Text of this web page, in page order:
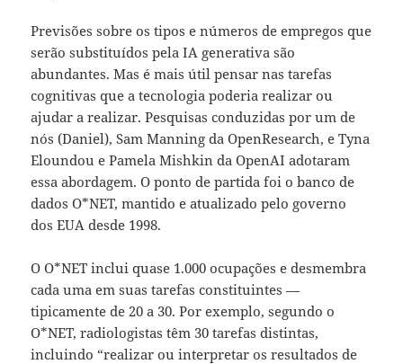
Previsões sobre os tipos e números de empregos que
serão substituídos pela IA generativa são
abundantes. Mas é mais útil pensar nas tarefas
cognitivas que a tecnologia poderia realizar ou
ajudar a realizar. Pesquisas conduzidas por um de
nós (Daniel), Sam Manning da OpenResearch, e Tyna
Eloundou e Pamela Mishkin da OpenAI adotaram
essa abordagem. O ponto de partida foi o banco de
dados O*NET, mantido e atualizado pelo governo
dos EUA desde 1998.
O O*NET inclui quase 1.000 ocupações e desmembra
cada uma em suas tarefas constituintes —
tipicamente de 20 a 30. Por exemplo, segundo o
O*NET, radiologistas têm 30 tarefas distintas,
incluindo “realizar ou interpretar os resultados de